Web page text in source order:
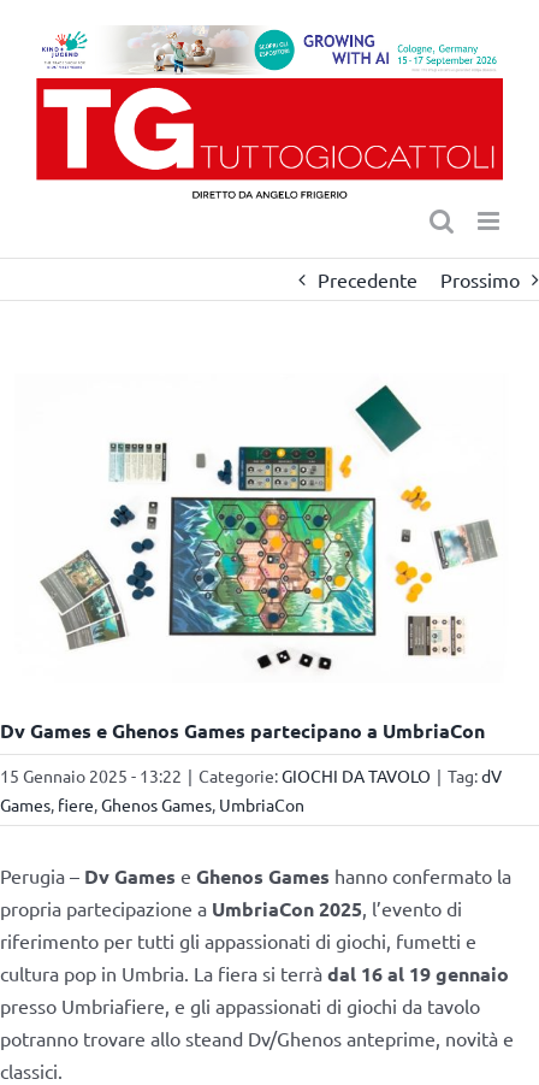
contenuto
Precedente Prossimo
Dv Games e Ghenos Games partecipano a UmbriaCon
15 Gennaio 2025 - 13:22 | Categorie:GIOCHI DA TAVOLO | Tag:dV
Games, fiere,Ghenos Games, UmbriaCon
Perugia – Dv Games e Ghenos Games hanno confermato la
propria partecipazione a UmbriaCon 2025, l’evento di
riferimento per tutti gli appassionati di giochi, fumetti e
cultura pop in Umbria. La fiera si terrà dal 16 al 19 gennaio
presso Umbriafiere, e gli appassionati di giochi da tavolo
potranno trovare allo steand Dv/Ghenos anteprime, novità e
classici.